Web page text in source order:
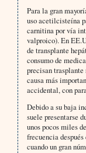
Para la gran
uso acetilcisteína
carnitina por vía
valproico). En
de transplante
consumo de
precisan
causa más
accidental, con
Debido a su baja
suele presentarse
unos pocos miles
frecuencia
cuando un gran